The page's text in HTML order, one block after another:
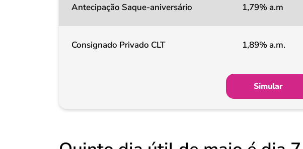
Antecipação Saque-aniversário 1,79% a.m
Consignado Privado CLT 1,89% a.m.
Simular